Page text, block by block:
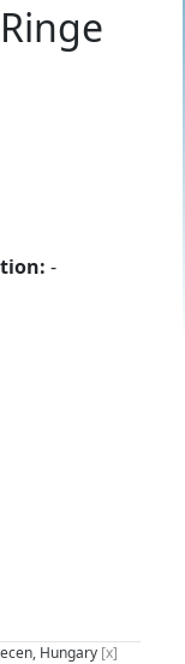
-
Hungary [x]